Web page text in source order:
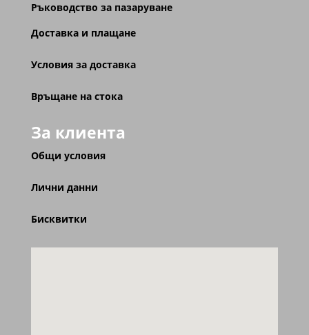
Ръководство за пазаруване
Доставка и плащане
Условия за доставка
Връщане на стока
За клиента
Общи условия
Лични данни
Бисквитки